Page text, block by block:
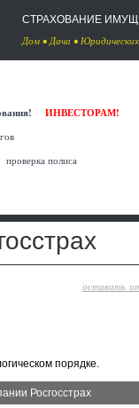
СТРАХОВАНИЕ
Дом •Дача •
ИНВЕСТОРАМ!
проверка полиса
оставить
порядке.
Росгосстрах